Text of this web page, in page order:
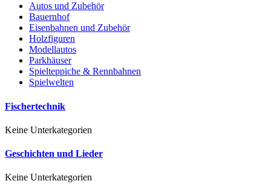
Autos und Zubehör
Bauernhof
Eisenbahnen und Zubehör
Holzfiguren
Modellautos
Parkhäuser
Spielteppiche & Rennbahnen
Spielwelten
Fischertechnik
Keine Unterkategorien
Geschichten und Lieder
Keine Unterkategorien